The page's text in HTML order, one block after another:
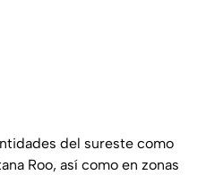
del sureste como
Roo, así como en zonas